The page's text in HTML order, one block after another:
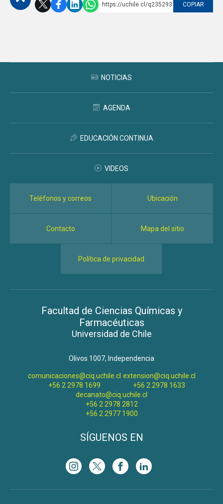
https://uchile.cl/q235293 COPIAR
NOTICIAS
AGENDA
EDUCACIÓN CONTINUA
VIDEOS
Teléfonos y correos Ubicación
Contacto Mapa del sitio
Política de privacidad
Facultad de Ciencias Químicas y
Farmacéuticas
Universidad de Chile
Olivos 1007, Independencia
comunicaciones@ciq.uchile.cl
+56 2 2978 1699
extension@ciq.uchile.cl
+56 2 2978 1633
decanato@ciq.uchile.cl
+56 2 2978 2812
+56 2 2977 1900
SÍGUENOS EN